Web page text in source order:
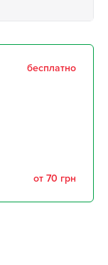
бесплатно
от 70 грн